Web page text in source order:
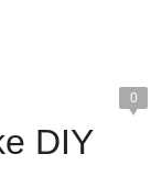
0
DIY